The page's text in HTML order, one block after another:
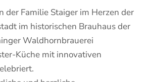
der Familie Staiger im Herzen der
im historischen Brauhaus der
Waldhornbrauerei
Küche mit innovativen